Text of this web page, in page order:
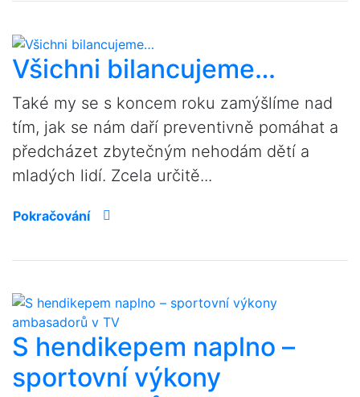
Všichni bilancujeme…
Také my se s koncem roku zamýšlíme nad
tím, jak se nám daří preventivně pomáhat a
předcházet zbytečným nehodám dětí a
mladých lidí. Zcela určitě...
Pokračování
S hendikepem naplno –
sportovní výkony